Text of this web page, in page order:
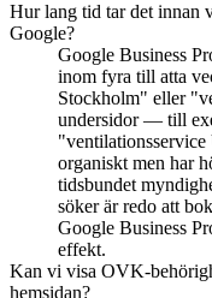
Hur lang tid tar det innan
Google?
Google Business
inom fyra till atta
Stockholm" eller
undersidor — till
organiskt men har
tidsbundet
söker är redo att
Google Business
effekt.
Kan vi visa OVK-
hemsidan?